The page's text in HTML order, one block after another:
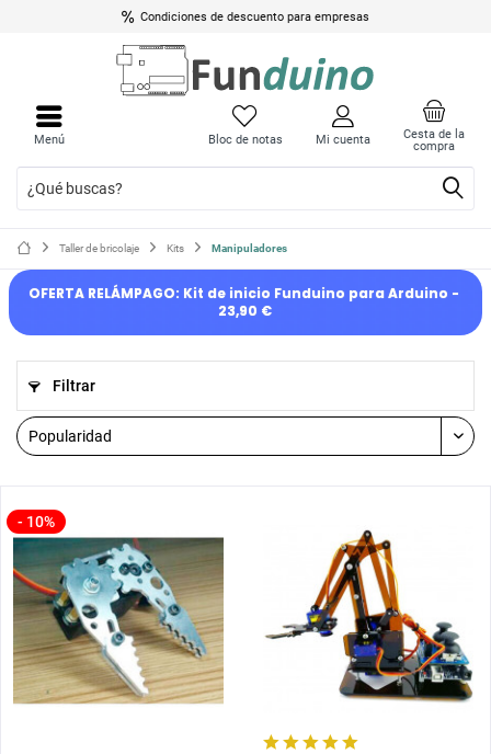
Condiciones de descuento para empresas
Cesta de la
compra
Bloc de notas Mi cuenta
Menú
Taller de bricolaje Kits Manipuladores
OFERTA RELÁMPAGO: Kit de inicio Funduino para Arduino -
23,90 €
Filtrar
- 10%